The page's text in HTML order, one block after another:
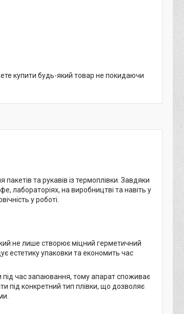
купити будь-який товар не покидаючи
та рукавів із термоплівки. Завдяки
лабораторіях, на виробництві та навіть у
у роботі.
не лише створює міцний герметичний
естетику упаковки та економить час
під час запаювання, тому апарат споживає
під конкретний тип плівки, що дозволяє